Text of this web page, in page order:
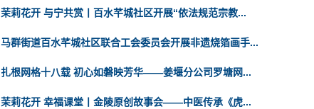
茉莉花开 与宁共赏丨百水芊城社区开展“依法规范宗教...
马群街道百水芊城社区联合工会委员会开展非遗烧箔画手...
扎根网格十八载 初心如磐映芳华——姜堰分公司罗塘网...
茉莉花开 幸福课堂丨金陵原创故事会——中医传承《虎...